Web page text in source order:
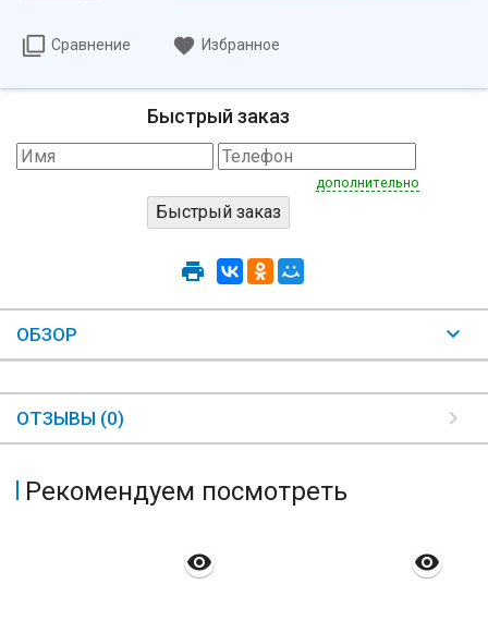
Сравнение Избранное
Быстрый заказ
дополнительно
ОБЗОР
ОТЗЫВЫ (0)
Рекомендуем посмотреть